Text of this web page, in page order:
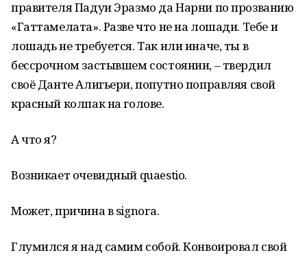
правителя Падуи Эразмо да Нарни по прозванию
«Гаттамелата». Разве что не на лошади. Тебе и
лошадь не требуется. Так или иначе, ты в
бессрочном застывшем состоянии, – твердил
своё Данте Алигьери, попутно поправляя свой
красный колпак на голове.
А что я?
Возникает очевидный quaestio.
Может, причина в signora.
Глумился я над самим собой. Конвоировал свой